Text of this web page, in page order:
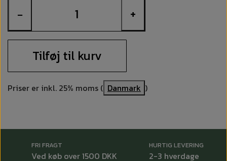
− +
Tilføj til kurv
Priser er inkl. 25% moms ( Danmark )
FRI FRAGT
Ved køb over 1500 DKK
HURTIG LEVERING
2-3 hverdage